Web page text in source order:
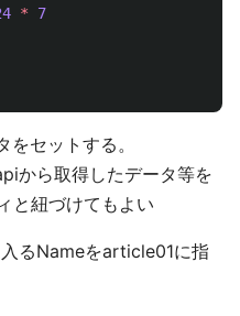
*
7
セットする。
から取得したデータ等を
と紐づけてもよい
るNameをarticle01に指